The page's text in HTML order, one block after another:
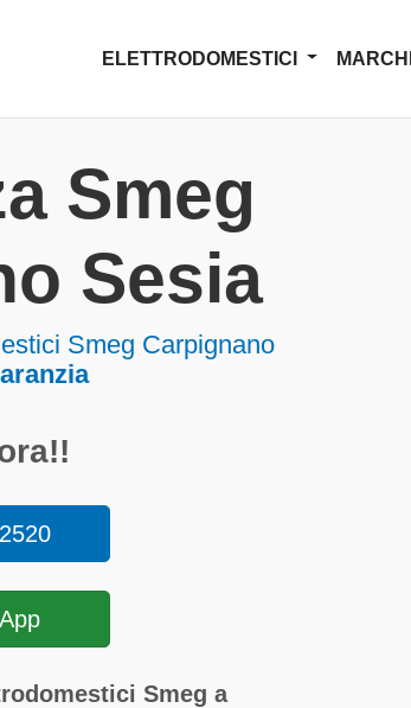
ELETTRODOMESTICI MARCHI
Smeg
Sesia
Smeg Carpignano
Smeg a